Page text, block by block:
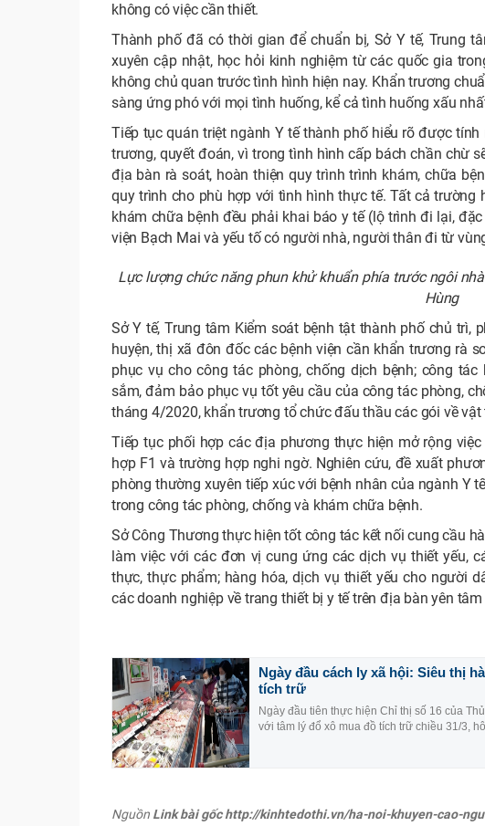
không có việc cần thiết.
Thành phố đã có thời gian để chuẩn bị, Sở Y tế, Trung
xuyên cập nhật, học hỏi kinh nghiệm từ các quốc gia
không chủ quan trước tình hình hiện nay. Khẩn trương
sàng ứng phó với mọi tình huống, kể cả tình huống xấu
Tiếp tục quán triệt ngành Y tế thành phố hiểu rõ được
trương, quyết đoán, vì trong tình hình cấp bách chần chừ
địa bàn rà soát, hoàn thiện quy trình trình khám, chữa
quy trình cho phù hợp với tình hình thực tế. Tất cả
khám chữa bệnh đều phải khai báo y tế (lộ trình đi lại,
viện Bạch Mai và yếu tố có người nhà, người thân đi từ
Lực lượng chức năng phun khử khuẩn phía trước ngôi
Hùng
Sở Y tế, Trung tâm Kiểm soát bệnh tật thành phố chủ trì,
huyện, thị xã đôn đốc các bệnh viện cần khẩn trương rà
phục vụ cho công tác phòng, chống dịch bệnh; công
sắm, đảm bảo phục vụ tốt yêu cầu của công tác phòng,
tháng 4/2020, khẩn trương tổ chức đấu thầu các gói về
Tiếp tục phối hợp các địa phương thực hiện mở rộng
hợp F1 và trường hợp nghi ngờ. Nghiên cứu, đề xuất
phòng thường xuyên tiếp xúc với bệnh nhân của ngành Y
trong công tác phòng, chống và khám chữa bệnh.
Sở Công Thương thực hiện tốt công tác kết nối cung cầu
làm việc với các đơn vị cung ứng các dịch vụ thiết yếu,
thực, thực phẩm; hàng hóa, dịch vụ thiết yếu cho người
các doanh nghiệp về trang thiết bị y tế trên địa bàn yên
Ngày đầu cách ly xã hội: Siêu thị
tích trữ
Ngày đầu tiên thực hiện Chỉ thị số 16 của
với tâm lý đổ xô mua đồ tích trữ chiều 31/3,
Nguồn Link bài gốc http://kinhtedothi.vn/ha-noi-khuyen-cao-